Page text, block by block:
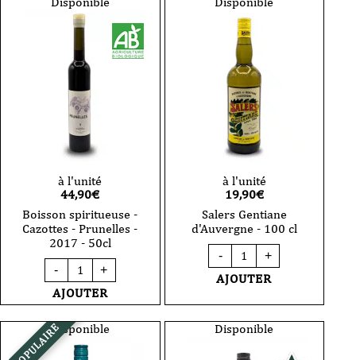
3
ans
barrique
70cl
avec
coffret
ans
barrique
70cl
avec
étui
à l'unité
44,90€
Boisson spiritueuse -
Cazottes - Prunelles -
2017 - 50cl
-
quantité
de
Boisson
spiritueuse
Cazottes
-
Prunelles
+
AJOUTER
à l'unité
19,90€
Salers Gentiane
d'Auvergne - 100 cl
-
quantité
de
Salers
Gentiane
100
cl
+
AJOUTER
POPULAIREDisponible Disponible